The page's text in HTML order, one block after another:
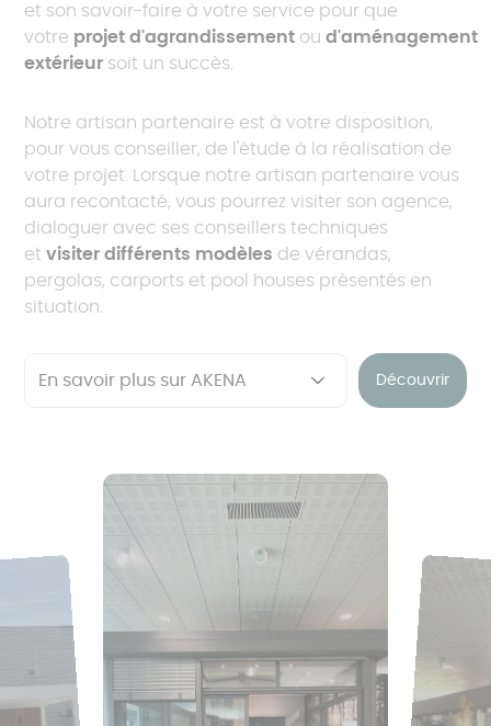
et son savoir-faire à votre service pour que
votre projet d'agrandissement oud'aménagement
extérieur soit un succès.
Notre artisan partenaire est à votre disposition,
pour vous conseiller, de l'étude à la réalisation de
votre projet. Lorsque notre artisan partenaire vous
aura recontacté, vous pourrez visiter son agence,
dialoguer avec ses conseillers techniques
etvisiter différents modèles de vérandas,
pergolas, carports et pool houses présentés en
situation.
Découvrir